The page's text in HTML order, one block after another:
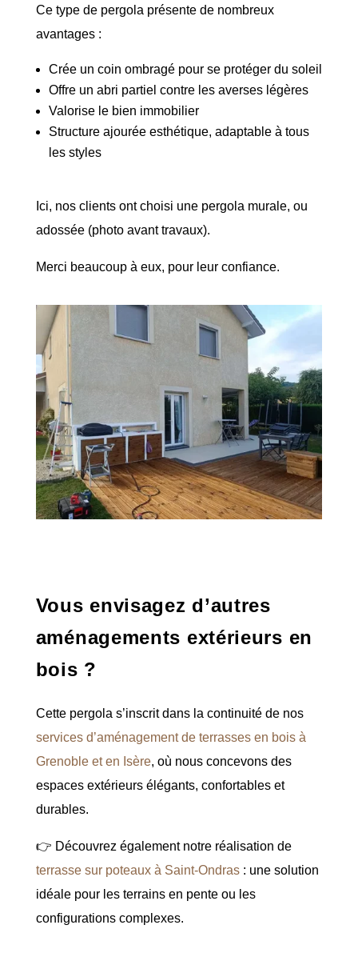
Ce type de pergola présente de nombreux
avantages :
Crée un coin ombragé pour se protéger du soleil
Offre un abri partiel contre les averses légères
Valorise le bien immobilier
Structure ajourée esthétique, adaptable à tous
les styles
Ici, nos clients ont choisi une pergola murale, ou
adossée (photo avant travaux).
Merci beaucoup à eux, pour leur confiance.
Vous envisagez d’autres
aménagements extérieurs en
bois ?
Cette pergola s’inscrit dans la continuité de nos
services d’aménagement de terrasses en bois à
Grenoble et en Isère, où nous concevons des
espaces extérieurs élégants, confortables et
durables.
👉 Découvrez également notre réalisation de
terrasse sur poteaux à Saint-Ondras: une solution
idéale pour les terrains en pente ou les
configurations complexes.